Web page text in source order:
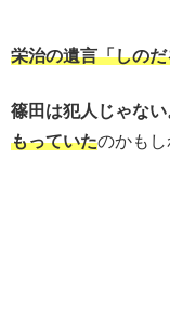
栄治の遺言「しの
篠田は犯人じゃな
もっていたのかもし